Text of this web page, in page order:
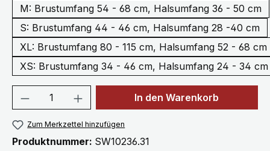
M: Brustumfang 54 - 68 cm, Halsumfang 36 - 50 cm
S: Brustumfang 44 - 46 cm, Halsumfang 28 -40 cm
XL: Brustumfang 80 - 115 cm, Halsumfang 52 - 68 cm
XS: Brustumfang 34 - 46 cm, Halsumfang 24 - 34 cm
Produkt Anzahl: Gib denIn den Warenkorb
Zum Merkzettel hinzufügen
Produktnummer: SW10236.31